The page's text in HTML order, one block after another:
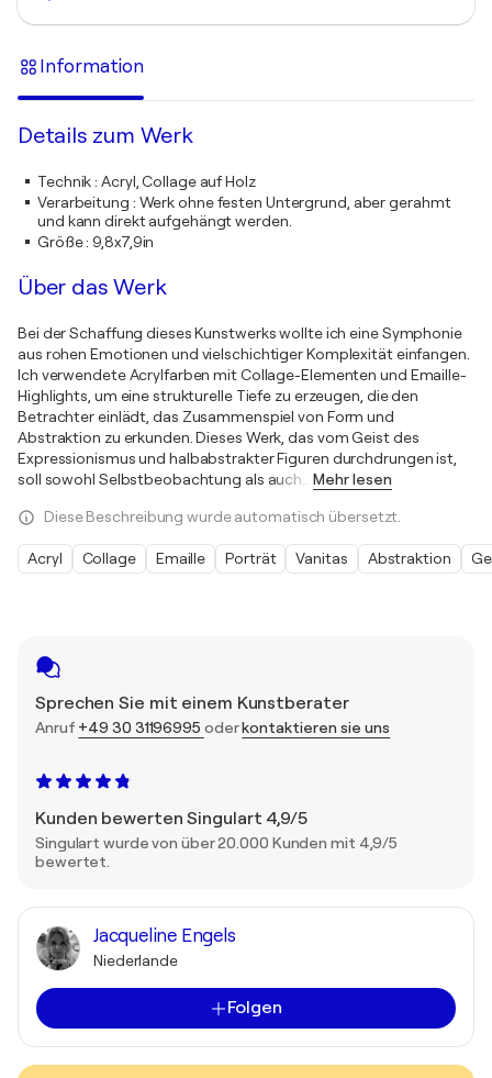
Sprechen Sie mit einem Kunstberater
Anruf +49 30 31196995 oderkontaktieren sie uns
Kunden bewerten Singulart 4,9/5
Singulart wurde von über 20.000 Kunden mit 4,9/5
bewertet.
Jacqueline Engels
Niederlande
Folgen
Information
Details zum Werk
Technik:Acryl, Collage auf Holz
Verarbeitung : Werk ohne festen Untergrund, aber gerahmt
und kann direkt aufgehängt werden.
Größe:9,8x7,9in
Über das Werk
Bei der Schaffung dieses Kunstwerks wollte ich eine Symphonie
aus rohen Emotionen und vielschichtiger Komplexität einfangen.
Ich verwendete Acrylfarben mit Collage-Elementen und Emaille-
Highlights, um eine strukturelle Tiefe zu erzeugen, die den
Betrachter einlädt, das Zusammenspiel von Form und
Abstraktion zu erkunden. Dieses Werk, das vom Geist des
Expressionismus und halbabstrakter Figuren durchdrungen ist,
soll sowohl Selbstbeobachtung als auch
Mehr lesen
Diese Beschreibung wurde automatisch übersetzt.
Acryl Collage Emaille Porträt Vanitas Abstraktion